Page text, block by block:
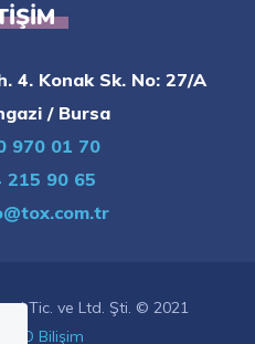
4. Konak Sk. No: 27/A
/ Bursa
970 01 70
215 90 65
Tic. ve Ltd. Şti. © 2021
INFO Bilişim